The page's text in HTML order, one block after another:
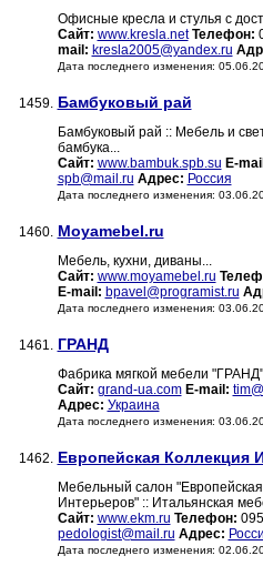
Офисные кресла и стулья с
Сайт: www.kresla.net Телефон:
mail: kresla2005@yandex.ru
Дата последнего изменения:
1459. Бамбуковый рай
Бамбуковый рай :: Мебель и
бамбука...
Сайт: www.bambuk.spb.su E-
spb@mail.ru Адрес: Россия
Дата последнего изменения:
1460. Moyamebel.ru
Мебель, кухни, диваны...
Сайт: www.moyamebel.ru
E-mail: bpavel@programist.ru
Дата последнего изменения:
1461. ГРАНД
Фабрика мягкой мебели
Сайт: grand-ua.com E-mail:
Адрес: Украина
Дата последнего изменения:
1462. Европейская Коллекция
Мебельный салон
Интерьеров" :: Итальянская
Сайт: www.ekm.ru Телефон:
pedologist@mail.ru Адрес:
Дата последнего изменения: